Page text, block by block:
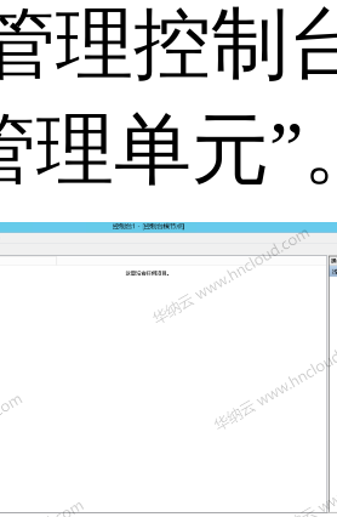
理控制
理单元”